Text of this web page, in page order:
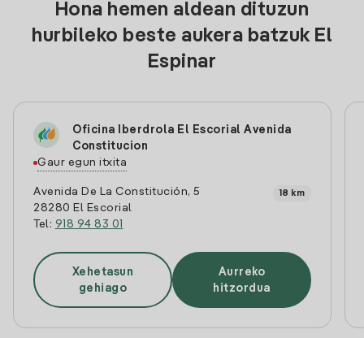
Hona hemen aldean dituzun
hurbileko beste aukera batzuk El
Espinar
Oficina Iberdrola El Escorial Avenida
Constitucion
Gaur egun itxita
Avenida De La Constitución, 5
28280 El Escorial
Tel: 918 94 83 01
18 km
Xehetasun
gehiago
Aurreko
hitzordua